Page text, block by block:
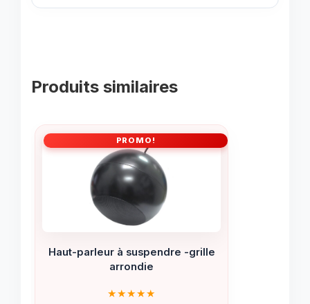
Produits similaires
PROMO!
Haut-parleur à suspendre -grille
arrondie